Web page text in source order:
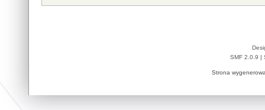
SMF 2.0.9 |
Strona